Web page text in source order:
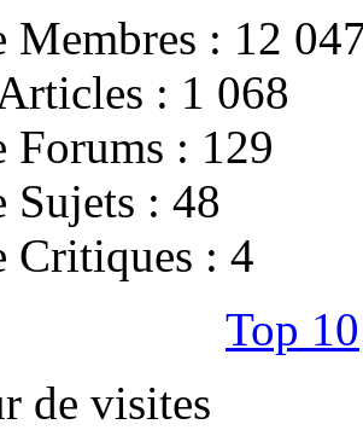
Membres : 12
: 1 068
Forums : 129
Sujets : 48
Critiques : 4
Top 10
de visites